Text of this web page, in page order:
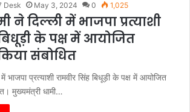
Desk May 3, 2024 0 1,025
ने दिल्ली में भाजपा प्रत्याशी
के पक्ष में आयोजित
संबोधित
भाजपा प्रत्याशी रामवीर सिंह बिधूड़ी के पक्ष में आयोजित
मुख्यमंत्री धामी…